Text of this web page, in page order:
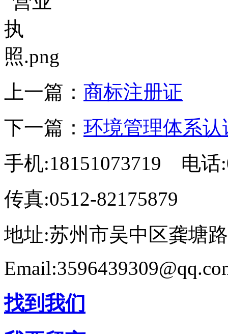
上一篇： 商标注册证
下一篇： 环境管理体系认
手机:18151073719 电话
传真:0512-82175879
地址:苏州市吴中区龚塘
找到我们